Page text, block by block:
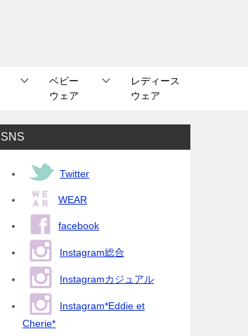
ベビー
ウェア
レディース
ウェア
SNS
Twitter
WEAR
facebook
Instagram総合
Instagramカジュアル
Instagram*Eddie et
Cherie*